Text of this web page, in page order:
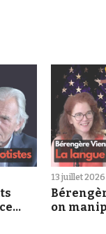
13 juillet 2026
on